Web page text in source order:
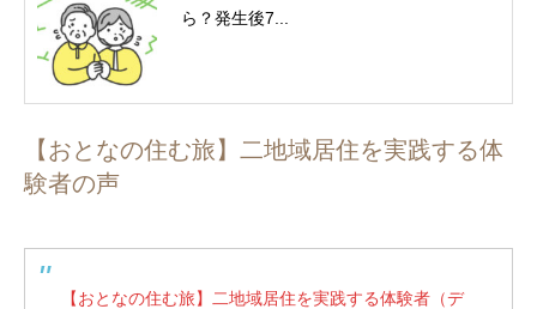
ら？発生後7...
【おとなの住む旅】二地域居住を実践する体
験者の声
【おとなの住む旅】二地域居住を実践する体験者（デ